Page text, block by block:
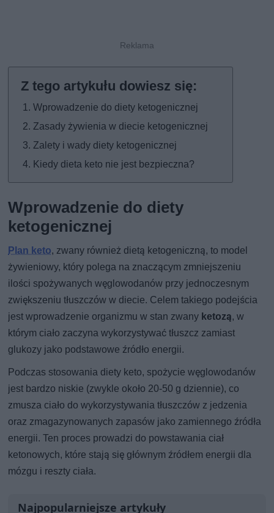
Wprowadzenie do diety ketogenicznej
Zasady żywienia w diecie ketogenicznej
Zalety i wady diety ketogenicznej
Kiedy dieta keto nie jest bezpieczna?
Wprowadzenie do diety
ketogenicznej
Plan keto, zwany również dietą ketogeniczną, to model
żywieniowy, który polega na znaczącym zmniejszeniu
ilości spożywanych węglowodanów przy jednoczesnym
zwiększeniu tłuszczów w diecie. Celem takiego podejścia
jest wprowadzenie organizmu w stan zwany ketozą, w
którym ciało zaczyna wykorzystywać tłuszcz zamiast
glukozy jako podstawowe źródło energii.
Podczas stosowania diety keto, spożycie węglowodanów
jest bardzo niskie (zwykle około 20-50 g dziennie), co
zmusza ciało do wykorzystywania tłuszczów z jedzenia
oraz zmagazynowanych zapasów jako zamiennego źródła
energii. Ten proces prowadzi do powstawania ciał
ketonowych, które stają się głównym źródłem energii dla
mózgu i reszty ciała.
Najpopularniejsze artykuły